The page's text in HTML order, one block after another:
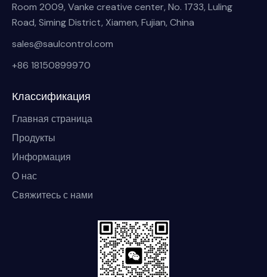
Room 2009, Vanke creative center, No. 1733, Luling
Road, Siming District, Xiamen, Fujian, China
sales@saulcontrol.com
+86 18150899970
Классификация
Главная страница
Продукты
Информация
О нас
Свяжитесь с нами